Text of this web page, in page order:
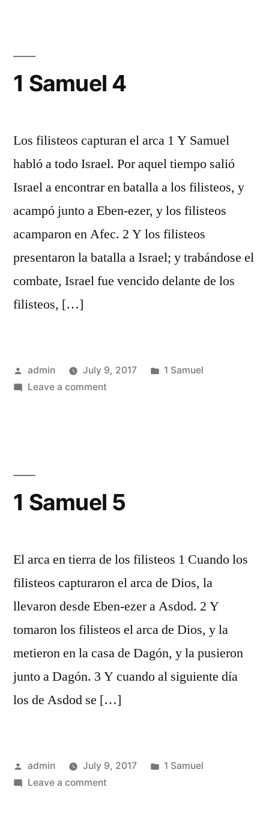
1 Samuel 4
Los filisteos capturan el arca 1 Y Samuel
habló a todo Israel. Por aquel tiempo salió
Israel a encontrar en batalla a los filisteos, y
acampó junto a Eben-ezer, y los filisteos
acamparon en Afec. 2 Y los filisteos
presentaron la batalla a Israel; y trabándose el
combate, Israel fue vencido delante de los
filisteos, […]
Posted
by
admin July 9, 2017
Posted
1 Samuel
Leave a commenton
1 Samuel 5
El arca en tierra de los filisteos 1 Cuando los
filisteos capturaron el arca de Dios, la
llevaron desde Eben-ezer a Asdod. 2 Y
tomaron los filisteos el arca de Dios, y la
metieron en la casa de Dagón, y la pusieron
junto a Dagón. 3 Y cuando al siguiente día
los de Asdod se […]
Posted
by
admin July 9, 2017
Posted
1 Samuel
Leave a commenton